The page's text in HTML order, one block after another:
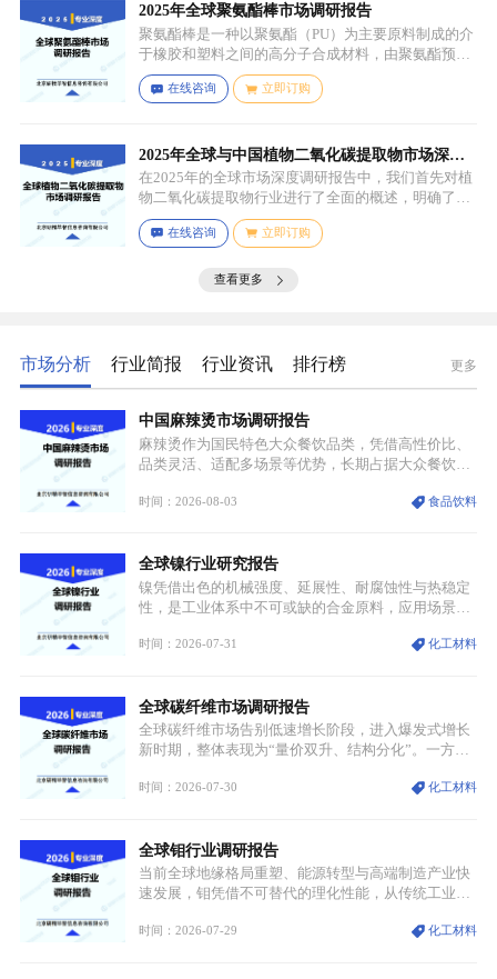
2025年全球聚氨酯棒市场调研报告
聚氨酯棒是一种以聚氨酯（PU）为主要原料制成的介
于橡胶和塑料之间的高分子合成材料，由聚氨酯预聚
体、扩链剂、低分子量多元醇、助剂等组成，其中，
预聚体是基础原料，决定了聚氨酯棒的基本性能，扩
如增塑剂、填充剂、着色剂、抗氧剂、光稳定剂、阻
燃剂等，可改善材料的加工性能、物理性能和化学性
能等。
在线咨询 立即订购
2025年全球与中国植物二氧化碳提取物市场深度
调研报告：行业趋势与投资前景分析
在2025年的全球市场深度调研报告中，我们首先对植
物二氧化碳提取物行业进行了全面的概述，明确了市
场细分与应用场景。通过对细分产品的定义与特点进
行深入分析，我们揭示了关键应用场景及其客群洞
在线咨询 立即订购
查看更多
市场分析 行业简报 行业资讯 排行榜 更多
中国麻辣烫市场调研报告
麻辣烫作为国民特色大众餐饮品类，凭借高性价比、
品类灵活、适配多场景等优势，长期占据大众餐饮重
型，叠加消费需求升级、线上流量变革、新零售业态
特点，在消费、创业、政策、技术多重驱动下，依旧
具备强劲的发展活力。
时间：2026-08-03 食品饮料
全球镍行业研究报告
镍凭借出色的机械强度、延展性、耐腐蚀性与热稳定
性，是工业体系中不可或缺的合金原料，应用场景横
用价值难以被替代。依托理化优势，镍被全球主要经
型为新能源核心战略矿产，全球产业形成“印尼掌控
资源与产能、中国主导消费与技术、工艺向低碳湿法
迭代、再生镍加速补位”的全新格局。
时间：2026-07-31 化工材料
全球碳纤维市场调研报告
全球碳纤维市场告别低速增长阶段，进入爆发式增长
新时期，整体表现为“量价双升、结构分化”。一方面
持续扩张；另一方面产品、需求、应用场景呈现明显
体规模扩张，高附加值领域与规模化工业应用形成两
大独立增长体系。
时间：2026-07-30 化工材料
全球钼行业调研报告
当前全球地缘格局重塑、能源转型与高端制造产业快
速发展，钼凭借不可替代的理化性能，从传统工业金
需格局重构、价值体系重估的新阶段。钼是典型难熔
时间：2026-07-29 化工材料